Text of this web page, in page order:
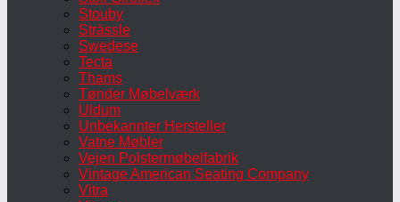
Stouby
Strässle
Swedese
Tecta
Thams
Tønder Møbelværk
Uldum
Unbekannter Hersteller
Vatne Møbler
Vejen Polstermøbelfabrik
Vintage American Seating Company
Vitra